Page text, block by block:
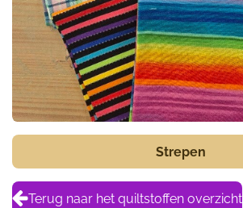
Strepen
Terug naar het quiltstoffen overzicht